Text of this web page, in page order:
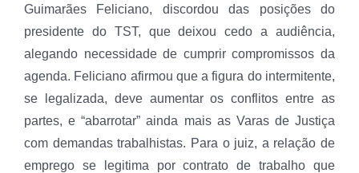
Guimarães Feliciano, discordou das posições do
presidente do TST, que deixou cedo a audiência,
alegando necessidade de cumprir compromissos da
agenda. Feliciano afirmou que a figura do intermitente,
se legalizada, deve aumentar os conflitos entre as
partes, e “abarrotar” ainda mais as Varas de Justiça
com demandas trabalhistas. Para o juiz, a relação de
emprego se legitima por contrato de trabalho que